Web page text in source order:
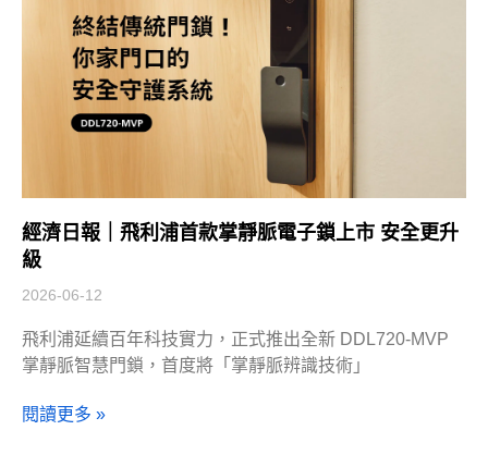
經濟日報｜飛利浦首款掌靜脈電子鎖上市 安全更升
級
2026-06-12
飛利浦延續百年科技實力，正式推出全新 DDL720-MVP
掌靜脈智慧門鎖，首度將「掌靜脈辨識技術」
閱讀更多 »